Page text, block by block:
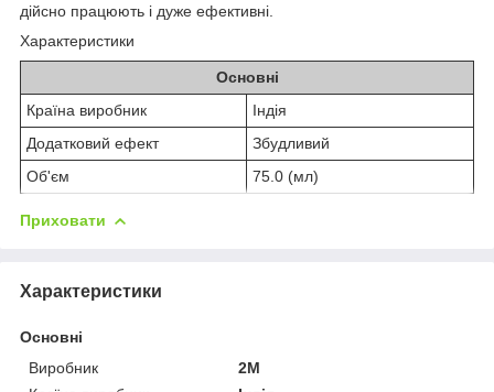
дійсно працюють і дуже ефективні.
Характеристики
Основні
Країна виробник
Індія
Додатковий ефект
Збудливий
Об'єм
75.0 (мл)
Приховати
Характеристики
Основні
Виробник
2М